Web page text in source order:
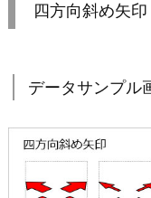
四方向斜め矢印
データサンプル